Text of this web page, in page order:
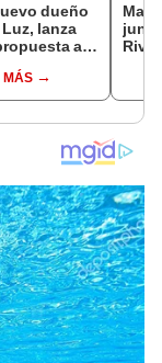
dueño
lanza
a
“Va a
MÁS